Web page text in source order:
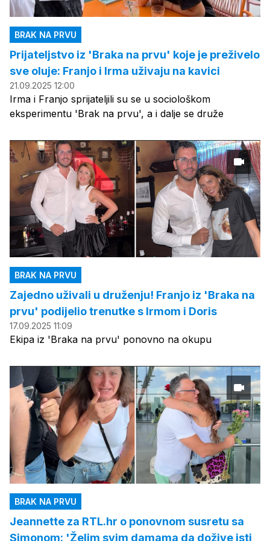
BRAK NA PRVU
Prijateljstvo iz 'Braka na prvu' koje je preživelo
sve oluje: Franjo i Irma uživaju na kavici
21.09.2025 12:00
Irma i Franjo sprijateljili su se u sociološkom
eksperimentu 'Brak na prvu', a i dalje se druže
BRAK NA PRVU
Zajedno uživali u druženju! Franjo iz 'Braka na
prvu' podijelio trenutke s Irmom i Doris
17.09.2025 11:09
Ekipa iz 'Braka na prvu' ponovno na okupu
BRAK NA PRVU
Jeannette za RTL.hr o ponovnom susretu sa
Simonom: 'Želim svim damama da dožive isti